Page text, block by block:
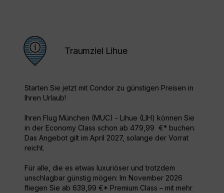
Traumziel Lihue
Starten Sie jetzt mit Condor zu günstigen Preisen in
Ihren Urlaub!
Ihren Flug München (MUC) - Lihue (LIH) können Sie
in der Economy Class schon ab 479,99 €* buchen.
Das Angebot gilt im April 2027, solange der Vorrat
reicht.
Für alle, die es etwas luxuriöser und trotzdem
unschlagbar günstig mögen: Im November 2026
fliegen Sie ab 639,99 €* Premium Class – mit mehr